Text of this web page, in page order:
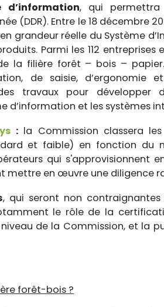
d’information, qui permettra
(DDR). Entre le 18 décembre
grandeur réelle du Système
Parmi les 112
la filière forêt – bois –
de saisie, d’ergonomie
travaux pour développer
d’information et les systèmes
: la Commission classera
et faible) en fonction du
qui s'approvisionnent
mettre en œuvre une diligence
, qui seront non
le rôle de la
de la Commission, et la
forêt-bois ?